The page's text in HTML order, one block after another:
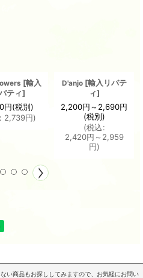
[輸入
ティ]
円(税別)
: 2,739円)
D'anjo [輸入リバテ
ィ]
2,200円～2,690円
(税別)
(税込:
2,420円 ～2,959
円)
い商品もお探ししてみますので、お気軽にお問い